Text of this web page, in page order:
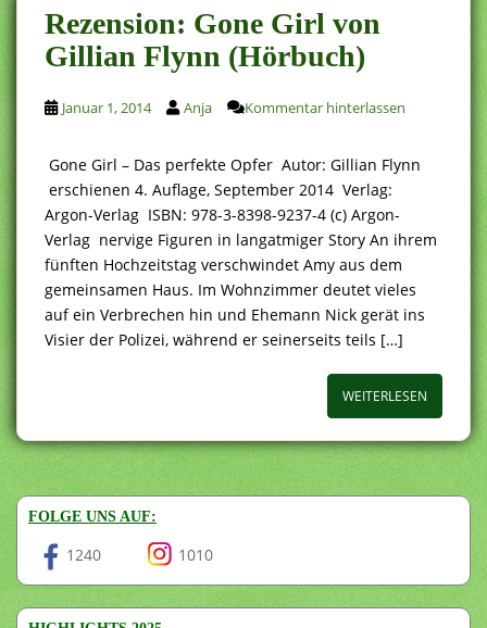
Rezension: Gone Girl von
Gillian Flynn (Hörbuch)
Januar 1, 2014 Anja Kommentar hinterlassen
Gone Girl – Das perfekte Opfer Autor: Gillian Flynn
erschienen 4. Auflage, September 2014 Verlag:
Argon-Verlag ISBN: 978-3-8398-9237-4 (c) Argon-
Verlag nervige Figuren in langatmiger Story An ihrem
fünften Hochzeitstag verschwindet Amy aus dem
gemeinsamen Haus. Im Wohnzimmer deutet vieles
auf ein Verbrechen hin und Ehemann Nick gerät ins
Visier der Polizei, während er seinerseits teils […]
WEITERLESEN
FOLGE UNS AUF:
1240 1010